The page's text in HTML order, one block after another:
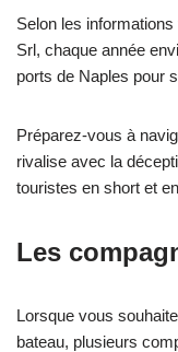
Selon les
Srl, chaque année
ports de Naples pour
Préparez-vous à
rivalise avec la
touristes en short et
Les
Lorsque vous
bateau, plusieurs